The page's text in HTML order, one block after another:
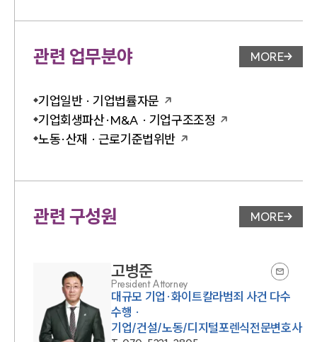
관련 업무분야 업무분야
MORE
기업일반 · 기업법률자문
기업회생파산·M&A · 기업구조조정
노동·산재 · 근로기준법위반
관련 구성원 변호사 페
MORE
고병준
President Attorney
대규모 기업·화이트칼라범죄 사건 다수
수행 ·
기업/건설/노동/디지털포렌식전문변호사